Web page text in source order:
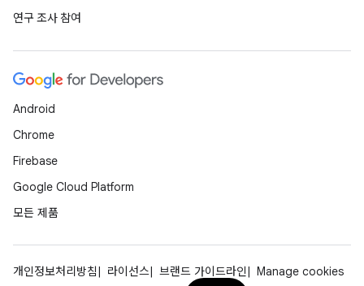
연구 조사 참여
Android
Chrome
Firebase
Google Cloud Platform
모든 제품
개인정보처리방침 라이선스 브랜드 가이드라인 Manage cookies